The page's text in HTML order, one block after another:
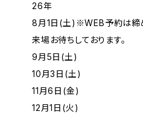
26年
8月1日(土)※WEB予約は締
来場お待ちしております。
9月5日(土)
10月3日(土)
11月6日(金)
12月1日(火)